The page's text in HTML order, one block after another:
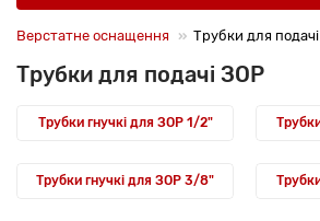
Верстатне оснащення Трубки для
Трубки для подачі ЗОР
Трубки гнучкі для ЗОР 1/2"
Трубки гнучкі для ЗОР 3/8"